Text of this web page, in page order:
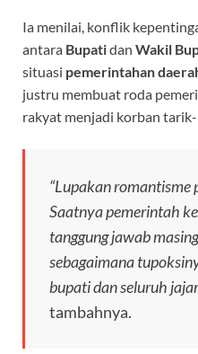
Ia menilai, konflik
antara Bupatidan Wakil
situasi pemerintahan
justru membuat roda
rakyat menjadi korban
“Lupakan romantisme
Saatnya pemerintah
tanggung jawab
sebagaimana
bupati dan seluruh
tambahnya.